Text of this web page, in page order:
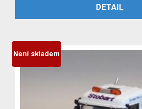
byla:
PŘIDAT DO KOŠÍKU
DETAIL
Není skladem